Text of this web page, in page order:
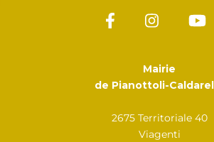
Mairie
de Pianottoli-
2675 Territoriale 40
Viagenti